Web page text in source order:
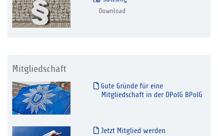
Download
Mitgliedschaft
Gute Gründe für eine
Mitgliedschaft in der DPolG BPolG
Jetzt Mitglied werden